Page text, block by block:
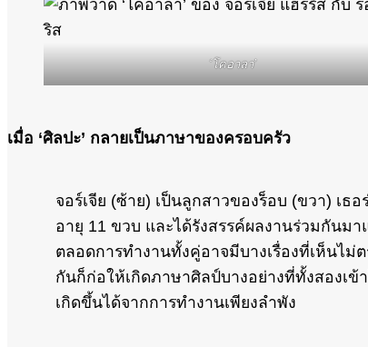
‘โคอาลา’
เมื่อ ‘ศิลปะ’ กลายเป็นภาษาของครอบครัว
จอร์เจีย (ซ้าย) เป็นลูกสาวของร็อบ (ขวา) เธ
อายุ 11 ขวบ และได้รังสรรค์ผลงานร่วมกันม
ตลอดการทำงานทั้งคู่อาจมีบางเรื่องที่เห็นไม่
กันก็ก่อให้เกิดภาษาศิลป์บางอย่างที่ทั้งสองเข้
เกิดขึ้นได้จากการทำงานเพียงลำพัง